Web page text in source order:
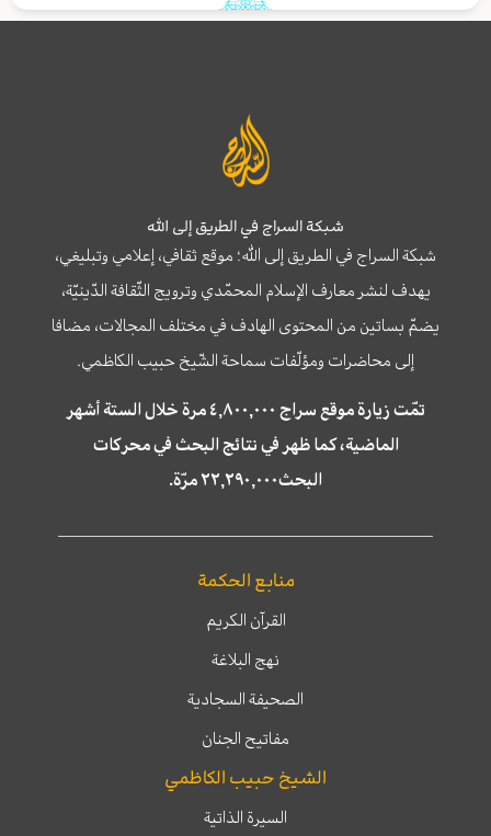
شبكة السراج في الطريق إلى الله
شبكة السراج في الطريق إلى الله؛ موقع ثقافي، إعلامي وتبليغي،
يهدف لنشر معارف الإسلام المحمّدي وترويج الثّقافة الدّينيّة،
يضمّ بساتين من المحتوى الهادف في مختلف المجالات، مضافا
إلى محاضرات ومؤلّفات سماحة الشّيخ حبيب الكاظمي.
تمّت زيارة موقع سراج ٤,٨٠٠,٠٠٠ مرة خلال الستة أشهر
الماضية، كما ظهر في نتائج البحث في محركات
البحث٢٢,٢٩٠,٠٠٠ مرّة.
منابع الحكمة
القرآن الكريم
نهج البلاغة
الصحيفة السجادية
مفاتيح الجنان
الشيخ حبيب الكاظمي
السيرة الذاتية